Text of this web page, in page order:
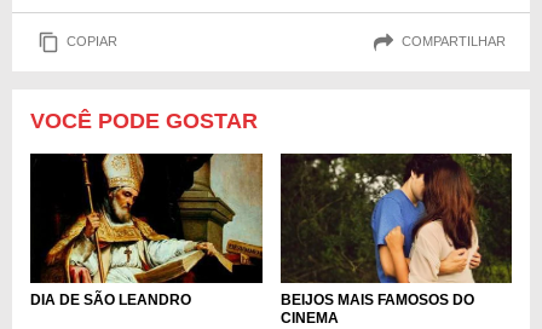
COPIAR COMPARTILHAR
VOCÊ PODE GOSTAR
DIA DE SÃO LEANDRO
BEIJOS MAIS FAMOSOS DO
CINEMA